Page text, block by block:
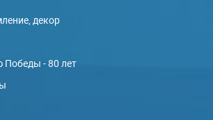
декор
- 80 лет